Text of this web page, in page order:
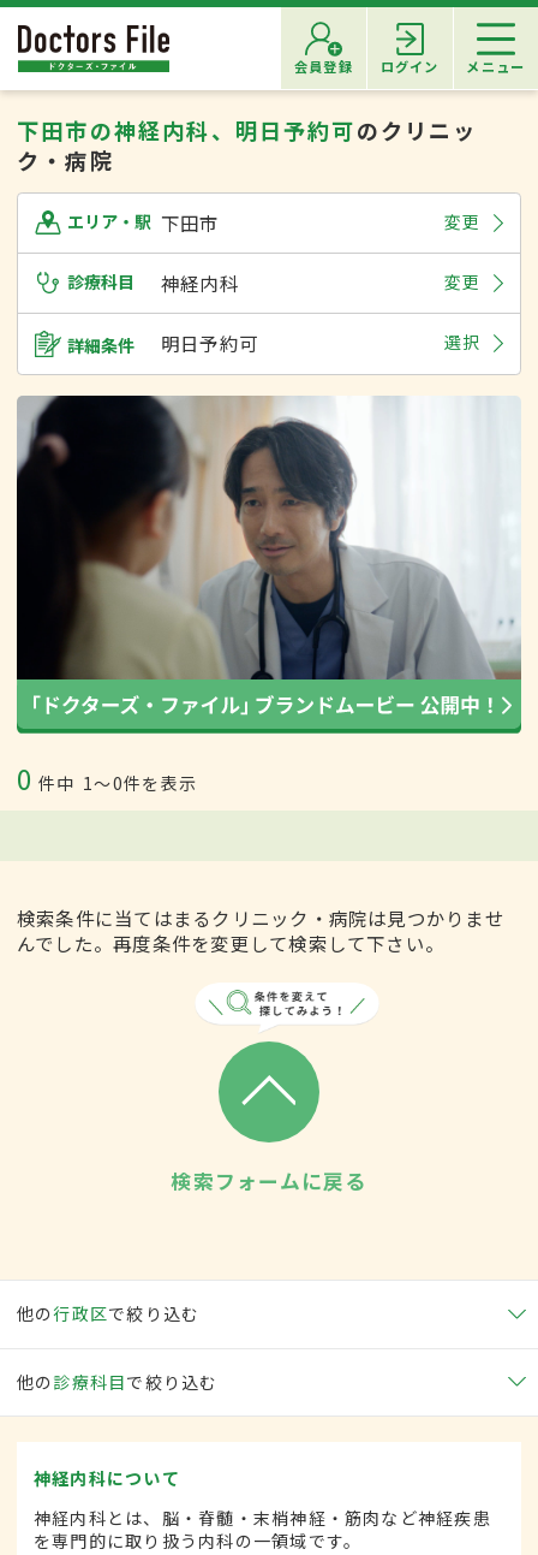
会員登録 ログイン メニュー
下田市の神経内科、明日予約可のクリニッ
ク・病院
エリア・駅 下田市 変更
診療科目 神経内科 変更
詳細条件 明日予約可 選択
0 件中 1〜0件を表示
検索条件に当てはまるクリニック・病院は見つかりませ
んでした。再度条件を変更して検索して下さい。
検索フォームに戻る
他の行政区で絞り込む
他の 診療科目で絞り込む
神経内科について
神経内科とは、脳・脊髄・末梢神経・筋肉など神経疾患
を専門的に取り扱う内科の一領域です。